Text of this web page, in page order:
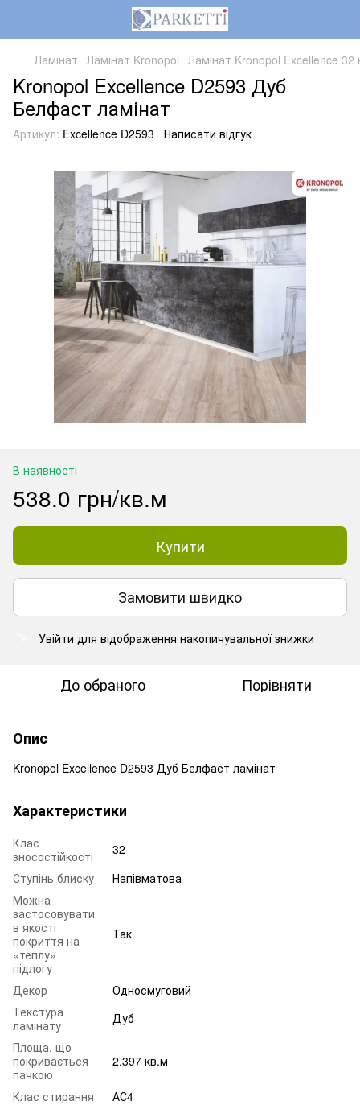
Ламінат Ламінат Kronopol Ламінат Kronopol Excellence
Kronopol Excellence D2593 Дуб
Белфаст ламінат
Артикул: Excellence D2593 Написати відгук
В наявності
538.0 грн/кв.м
Купити
Замовити швидко
Увійти для відображення накопичувальної знижки
До обраного Порівняти
Опис
Kronopol Excellence D2593 Дуб Белфаст ламінат
Характеристики
Клас
зносостійкості
32
Ступінь блиску
Напівматова
Можна
застосовувати
в якості
покриття на
«теплу»
підлогу
Так
Декор
Односмуговий
Текстура
ламінату
Дуб
Площа, що
покривається
пачкою
2.397 кв.м
Клас стирання
АС4